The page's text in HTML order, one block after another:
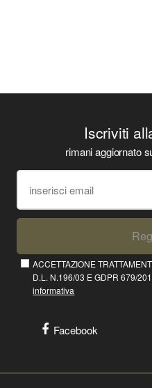
Iscriviti
rimani aggiornato
ACCETTAZIONE
D.L. N.196/03 E GDPR 679/
informativa
Facebook